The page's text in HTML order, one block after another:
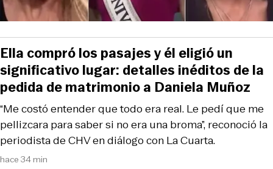
hace 34 min
“Me costó entender que todo era real. Le pedí que me
pellizcara para saber si no era una broma”, reconoció la
periodista de CHV en diálogo con La Cuarta.
Ella compró los pasajes y él eligió un
significativo lugar: detalles inéditos de la
pedida de matrimonio a Daniela Muñoz